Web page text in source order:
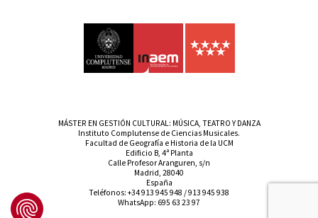
MÁSTER EN GESTIÓN CULTURAL: MÚSICA, TEATRO Y DANZA
Instituto Complutense de Ciencias Musicales.
Facultad de Geografía e Historia de la UCM
Edificio B, 4ª Planta
Calle Profesor Aranguren, s/n
Madrid, 28040
España
Teléfonos: +34 913 945 948 /913 945 938
WhatsApp: 695 63 23 97